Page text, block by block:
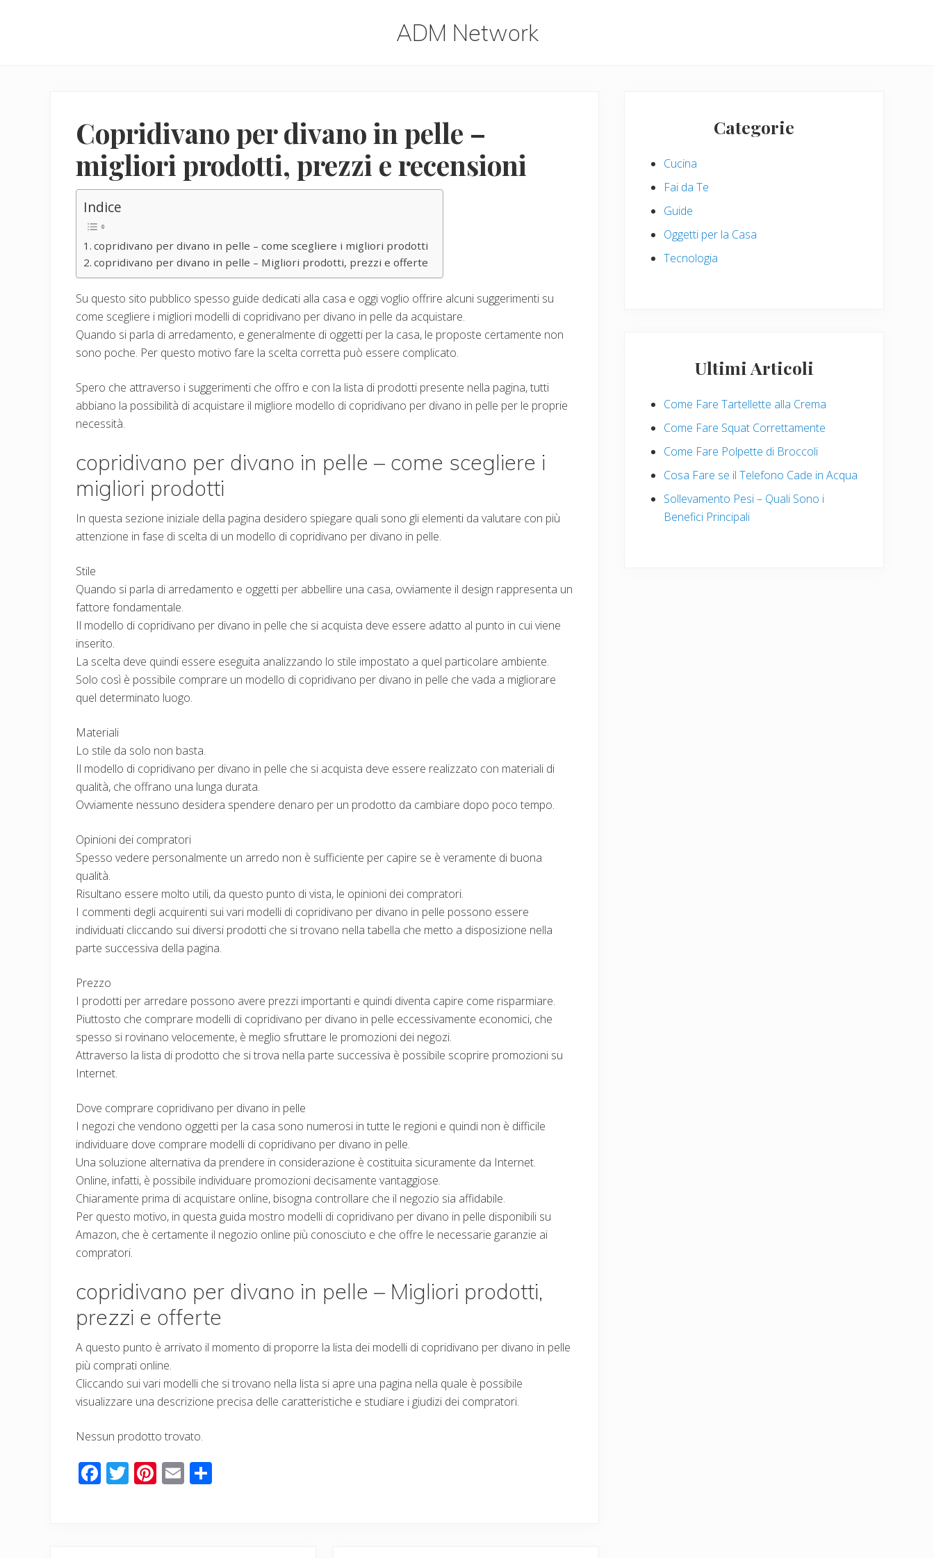
ADM Network
Copridivano per divano in pelle –
migliori prodotti, prezzi e recensioni
Indice
copridivano per divano in pelle – come scegliere i migliori prodotti
copridivano per divano in pelle – Migliori prodotti, prezzi e offerte
Su questo sito pubblico spesso guide dedicati alla casa e oggi voglio offrire alcuni suggerimenti su
come scegliere i migliori modelli di copridivano per divano in pelle da acquistare.
Quando si parla di arredamento, e generalmente di oggetti per la casa, le proposte certamente non
sono poche. Per questo motivo fare la scelta corretta può essere complicato.
Spero che attraverso i suggerimenti che offro e con la lista di prodotti presente nella pagina, tutti
abbiano la possibilità di acquistare il migliore modello di copridivano per divano in pelle per le proprie
necessità.
copridivano per divano in pelle – come scegliere i
migliori prodotti
In questa sezione iniziale della pagina desidero spiegare quali sono gli elementi da valutare con più
attenzione in fase di scelta di un modello di copridivano per divano in pelle.
Stile
Quando si parla di arredamento e oggetti per abbellire una casa, ovviamente il design rappresenta un
fattore fondamentale.
Il modello di copridivano per divano in pelle che si acquista deve essere adatto al punto in cui viene
inserito.
La scelta deve quindi essere eseguita analizzando lo stile impostato a quel particolare ambiente.
Solo così è possibile comprare un modello di copridivano per divano in pelle che vada a migliorare
quel determinato luogo.
Materiali
Lo stile da solo non basta.
Il modello di copridivano per divano in pelle che si acquista deve essere realizzato con materiali di
qualità, che offrano una lunga durata.
Ovviamente nessuno desidera spendere denaro per un prodotto da cambiare dopo poco tempo.
Opinioni dei compratori
Spesso vedere personalmente un arredo non è sufficiente per capire se è veramente di buona
qualità.
Risultano essere molto utili, da questo punto di vista, le opinioni dei compratori.
I commenti degli acquirenti sui vari modelli di copridivano per divano in pelle possono essere
individuati cliccando sui diversi prodotti che si trovano nella tabella che metto a disposizione nella
parte successiva della pagina.
Prezzo
I prodotti per arredare possono avere prezzi importanti e quindi diventa capire come risparmiare.
Piuttosto che comprare modelli di copridivano per divano in pelle eccessivamente economici, che
spesso si rovinano velocemente, è meglio sfruttare le promozioni dei negozi.
Attraverso la lista di prodotto che si trova nella parte successiva è possibile scoprire promozioni su
Internet.
Dove comprare copridivano per divano in pelle
I negozi che vendono oggetti per la casa sono numerosi in tutte le regioni e quindi non è difficile
individuare dove comprare modelli di copridivano per divano in pelle.
Una soluzione alternativa da prendere in considerazione è costituita sicuramente da Internet.
Online, infatti, è possibile individuare promozioni decisamente vantaggiose.
Chiaramente prima di acquistare online, bisogna controllare che il negozio sia affidabile.
Per questo motivo, in questa guida mostro modelli di copridivano per divano in pelle disponibili su
Amazon, che è certamente il negozio online più conosciuto e che offre le necessarie garanzie ai
compratori.
copridivano per divano in pelle – Migliori prodotti,
prezzi e offerte
A questo punto è arrivato il momento di proporre la lista dei modelli di copridivano per divano in pelle
più comprati online.
Cliccando sui vari modelli che si trovano nella lista si apre una pagina nella quale è possibile
visualizzare una descrizione precisa delle caratteristiche e studiare i giudizi dei compratori.
Nessun prodotto trovato.
F T Pi E
Categorie
Cucina
Fai da Te
Guide
Oggetti per la Casa
Tecnologia
Ultimi Articoli
Come Fare Tartellette alla Crema
Come Fare Squat Correttamente
Come Fare Polpette di Broccoli
Cosa Fare se il Telefono Cade in Acqua
Sollevamento Pesi – Quali Sono i
Benefici Principali